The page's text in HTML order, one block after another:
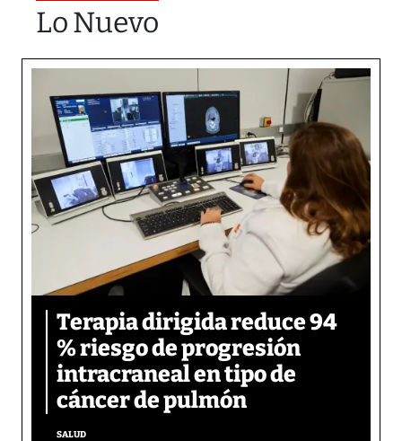
Lo Nuevo
Terapia dirigida reduce 94
% riesgo de progresión
intracraneal en tipo de
cáncer de pulmón
SALUD